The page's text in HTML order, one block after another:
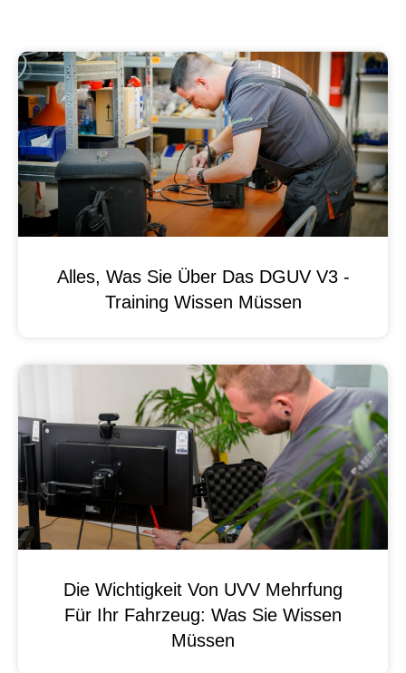
Alles, Was Sie Über Das DGUV V3 -
Training Wissen Müssen
Die Wichtigkeit Von UVV Mehrfung
Für Ihr Fahrzeug: Was Sie Wissen
Müssen